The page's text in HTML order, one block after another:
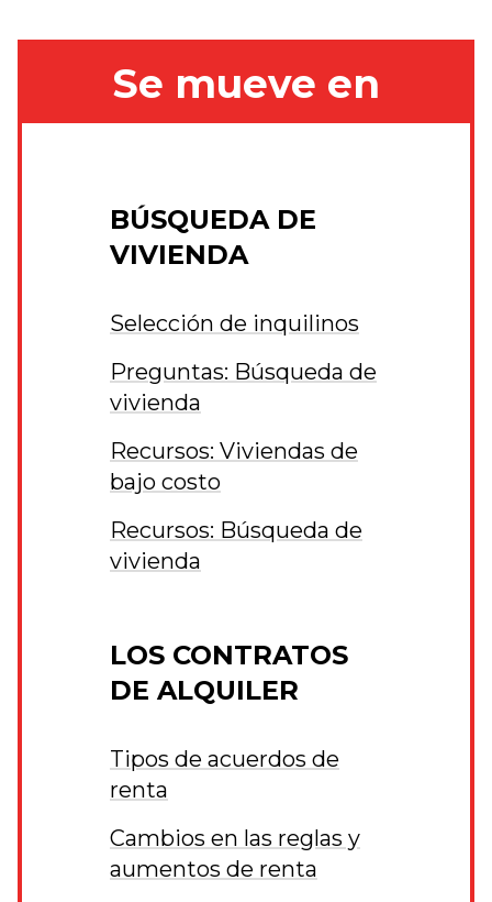
Se mueve en
BÚSQUEDA DE
VIVIENDA
Selección de inquilinos
Preguntas: Búsqueda de
vivienda
Recursos: Viviendas de
bajo costo
Recursos: Búsqueda de
vivienda
LOS CONTRATOS
DE ALQUILER
Tipos de acuerdos de
renta
Cambios en las reglas y
aumentos de renta